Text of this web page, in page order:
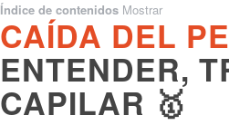
Índice de contenidos Mostrar
CAÍDA DEL
ENTENDER,
CAPILAR 🥇